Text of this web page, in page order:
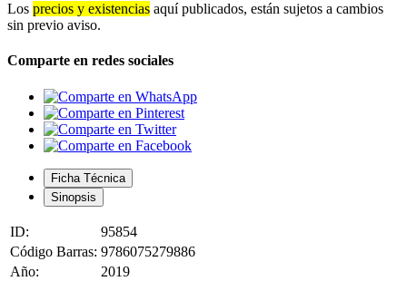
Los precios y existencias aquí publicados, están sujetos a cambios
sin previo aviso.
Comparte en redes sociales
Ficha Técnica
Sinopsis
ID:
95854
Código Barras: 9786075279886
Año:
2019